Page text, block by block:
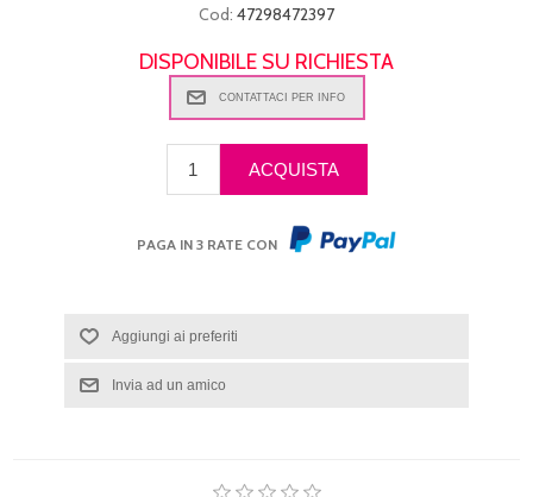
Cod: 47298472397
DISPONIBILE SU RICHIESTA
PAGA IN 3 RATE CON